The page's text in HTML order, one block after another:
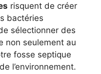
risquent de créer
bactéries
sélectionner des
non seulement au
fosse septique
l’environnement.